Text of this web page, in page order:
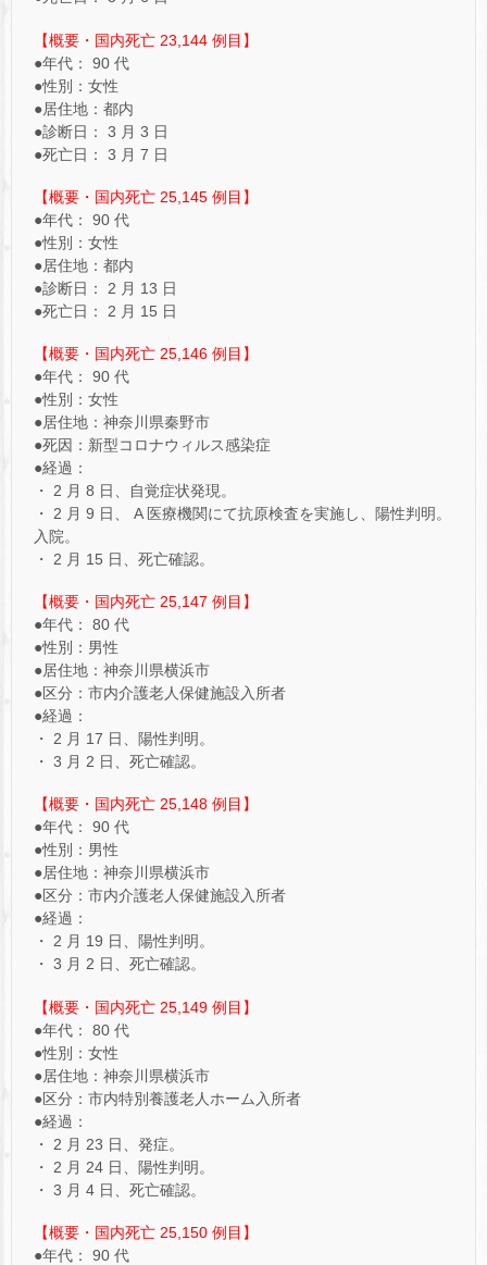
【概要・国内死亡 23,144 例目】
●年代： 90 代
●性別：女性
●居住地：都内
●診断日： 3 月 3 日
●死亡日： 3 月 7 日
【概要・国内死亡 25,145 例目】
●年代： 90 代
●性別：女性
●居住地：都内
●診断日： 2 月 13 日
●死亡日： 2 月 15 日
【概要・国内死亡 25,146 例目】
●年代： 90 代
●性別：女性
●居住地：神奈川県秦野市
●死因：新型コロナウィルス感染症
●経過：
・ 2 月 8 日、自覚症状発現。
・ 2 月 9 日、 A 医療機関にて抗原検査を実施し、陽性判明。
入院。
・ 2 月 15 日、死亡確認。
【概要・国内死亡 25,147 例目】
●年代： 80 代
●性別：男性
●居住地：神奈川県横浜市
●区分：市内介護老人保健施設入所者
●経過：
・ 2 月 17 日、陽性判明。
・ 3 月 2 日、死亡確認。
【概要・国内死亡 25,148 例目】
●年代： 90 代
●性別：男性
●居住地：神奈川県横浜市
●区分：市内介護老人保健施設入所者
●経過：
・ 2 月 19 日、陽性判明。
・ 3 月 2 日、死亡確認。
【概要・国内死亡 25,149 例目】
●年代： 80 代
●性別：女性
●居住地：神奈川県横浜市
●区分：市内特別養護老人ホーム入所者
●経過：
・ 2 月 23 日、発症。
・ 2 月 24 日、陽性判明。
・ 3 月 4 日、死亡確認。
【概要・国内死亡 25,150 例目】
●年代： 90 代